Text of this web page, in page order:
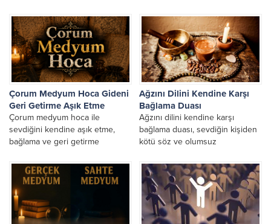
dostlarım...
rahmani işlemlerdir....
Çorum Medyum Hoca Gideni
Geri Getirme Aşık Etme
Çorum medyum hoca ile
sevdiğini kendine aşık etme,
bağlama ve geri getirme
Kişiye özel aşk ve...
Ağzını Dilini Kendine Karşı
Bağlama Duası
Ağzını dilini kendine karşı
bağlama duası, sevdiğin kişiden
kötü söz ve olumsuz
yapılan etkili ağız dil bağı...